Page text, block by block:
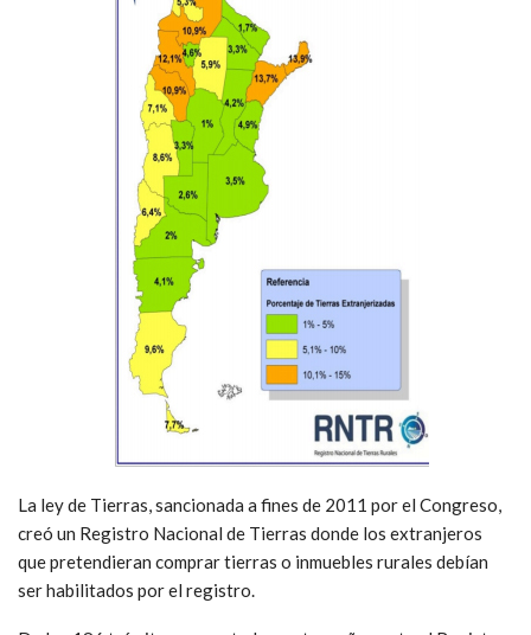
La ley de Tierras, sancionada a fines de 2011 por el Congreso,
creó un Registro Nacional de Tierras donde los extranjeros
que pretendieran comprar tierras o inmuebles rurales debían
ser habilitados por el registro.